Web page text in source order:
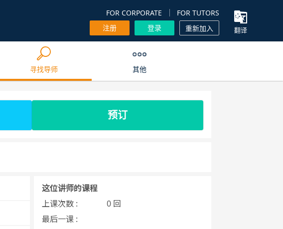
FOR CORPORATE
FOR TUTORS
注册
登录 重新加入 翻译
寻找导师 其他
预订
这位讲师的课程
上课次数 :
0 回
最后一课 :